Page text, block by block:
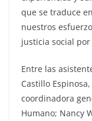
que se traduce
nuestros
justicia social
Entre las
Castillo
coordinadora
Humano; Nancy